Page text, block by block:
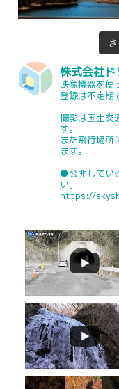
株式会社
映像機器を使
登録は不定期
撮影は国土交
す。
また飛行場所
ます。
●公開してい
い。
https://